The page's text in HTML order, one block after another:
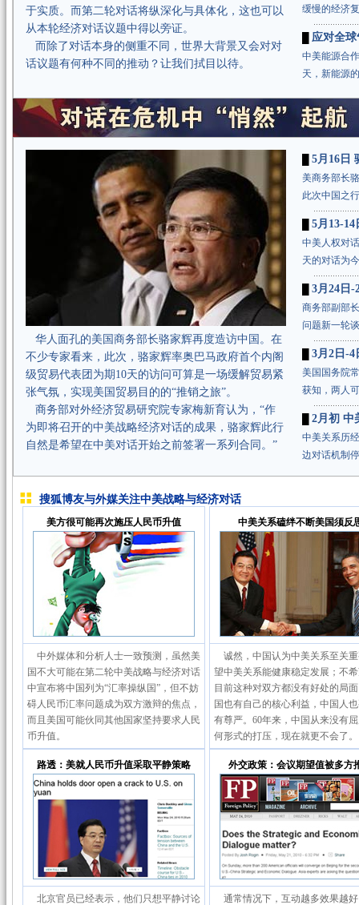
于实质。而第二轮对话将纵深化与具体化，这也可以
从本轮经济对话议题中得以旁证。
而除了对话本身的侧重不同，世界大背景又会对对
话议题有何种不同的推动？让我们拭目以待。
缓慢的经济
应对全
中美能源合
天，新能源
华人面孔的美国商务部长骆家辉再度造访中国。在
不少专家看来，此次，骆家辉率奥巴马政府首个内阁
级贸易代表团为期10天的访问可算是一场缓解贸易紧
张气氛，实现美国贸易目的的“推销之旅”。
商务部对外经济贸易研究院专家梅新育认为，“作
为即将召开的中美战略经济对话的成果，骆家辉此行
自然是希望在中美对话开始之前签署一系列合同。”
5月16日
美商务部长
此次中国之
5月13-
中美人权对
天的对话为
3月24日-
商务部副部
问题新一轮
3月2日-
美国国务院
获知，两人
2月初 中
中美关系历
边对话机制
搜狐博友与外媒关注中美战略与经济对话
美方很可能再次施压人民币升值
中外媒体和分析人士一致预测，虽然美
国不大可能在第二轮中美战略与经济对话
中宣布将中国列为“汇率操纵国”，但不妨
碍人民币汇率问题成为双方激辩的焦点，
而且美国可能伙同其他国家坚持要求人民
币升值。
中美关系磕绊不断美国须反
诚然，中国认为中美关系至关
望中美关系能健康稳定发展；不
目前这种对双方都没有好处的局
国也有自己的核心利益，中国人
有尊严。60年来，中国从来没有
何形式的打压，现在就更不会了。
路透：美就人民币升值采取平静策略
北京官员已经表示，他们只想平静讨论
外交政策：会议期望值被多方
通常情况下，互动越多效果越